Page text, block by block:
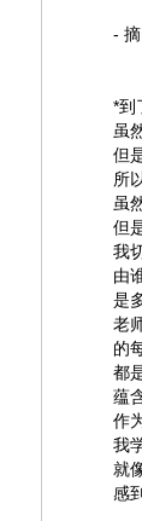
-
*到
虽
但
所
虽
但
我
由
是
老
的
都
蕴
作
我
就
感